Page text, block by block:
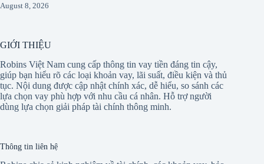
August 8, 2026
GIỚI THIỆU
Robins Việt Nam cung cấp thông tin vay tiền đáng tin cậy,
giúp bạn hiểu rõ các loại khoản vay, lãi suất, điều kiện và thủ
tục. Nội dung được cập nhật chính xác, dễ hiểu, so sánh các
lựa chọn vay phù hợp với nhu cầu cá nhân. Hỗ trợ người
dùng lựa chọn giải pháp tài chính thông minh.
Thông tin liên hệ